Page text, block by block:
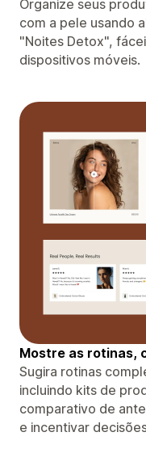
Organize seus
com a pele usando
"Noites Detox",
dispositivos móveis.
Mostre as rotinas,
Sugira rotinas
incluindo kits de
comparativo de
e incentivar